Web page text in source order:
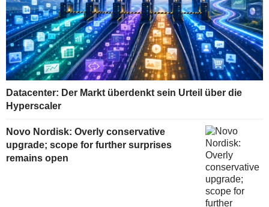
Datacenter: Der Markt überdenkt sein Urteil über die
Hyperscaler
Novo Nordisk: Overly conservative
upgrade; scope for further surprises
remains open